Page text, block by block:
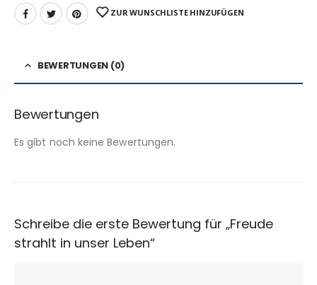
ZUR WUNSCHLISTE HINZUFÜGEN
BEWERTUNGEN (0)
Bewertungen
Es gibt noch keine Bewertungen.
Schreibe die erste Bewertung für „Freude
strahlt in unser Leben“